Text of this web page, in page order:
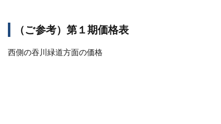
（ご参考）第１期価格表
西側の吞川緑道方面の価格